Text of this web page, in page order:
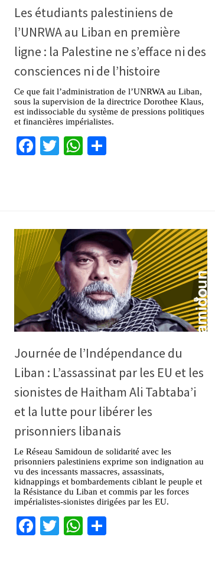
Les étudiants palestiniens de
l’UNRWA au Liban en première
ligne : la Palestine ne s’efface ni des
consciences ni de l’histoire
Ce que fait l’administration de l’UNRWA au Liban,
sous la supervision de la directrice Dorothee Klaus,
est indissociable du système de pressions politiques
et financières impérialistes.
Facebook
TwitterWhatsApp
Journée de l’Indépendance du
Liban : L’assassinat par les EU et les
sionistes de Haitham Ali Tabtaba’i
et la lutte pour libérer les
prisonniers libanais
Le Réseau Samidoun de solidarité avec les
prisonniers palestiniens exprime son indignation au
vu des incessants massacres, assassinats,
kidnappings et bombardements ciblant le peuple et
la Résistance du Liban et commis par les forces
impérialistes-sionistes dirigées par les EU.
Facebook
TwitterWhatsApp